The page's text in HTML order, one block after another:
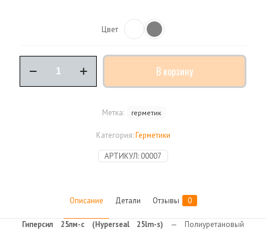
Цвет
товара
В корзину
АРТИКУЛ: 00007
Категория:Герметики
Метка: герметик
Описание Детали Отзывы 0
Гиперсил 25лм-с (Нyperseal 25lm-s) — Полиуретановый